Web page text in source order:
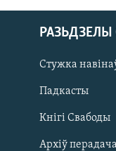
РАЗЬДЗЕЛЫ
Стужка
Падкасты
Кнігі Свабоды
Архіў